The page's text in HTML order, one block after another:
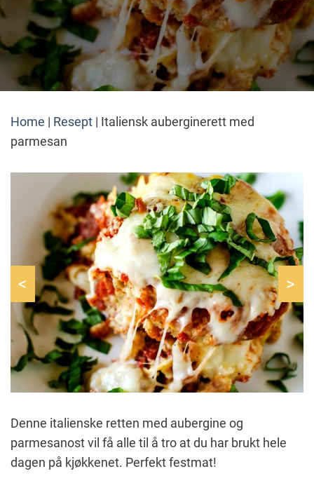
Home Resept
Italiensk auberginerett med
parmesan
< >
Denne italienske retten med aubergine og
parmesanost vil få alle til å tro at du har brukt hele
dagen på kjøkkenet. Perfekt festmat!